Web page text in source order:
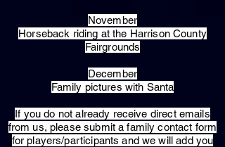
November
Horseback riding at the Harrison County
Fairgrounds
December
Family pictures with Santa
​If you do not already receive direct emails
from us, please submit a family contact form
for players/participants and we will add you